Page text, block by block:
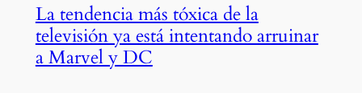
La tendencia más tóxica de la
televisión ya está intentando arruinar
a Marvel y DC